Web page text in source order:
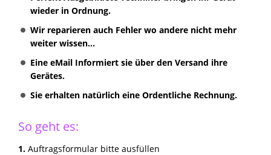
wieder in Ordnung.
Wir reparieren auch Fehler wo andere nicht mehr
weiter wissen...
Eine eMail Informiert sie über den Versand ihre
Gerätes.
Sie erhalten natürlich eine Ordentliche Rechnung.
So geht es:
1. Auftragsformular bitte ausfüllen